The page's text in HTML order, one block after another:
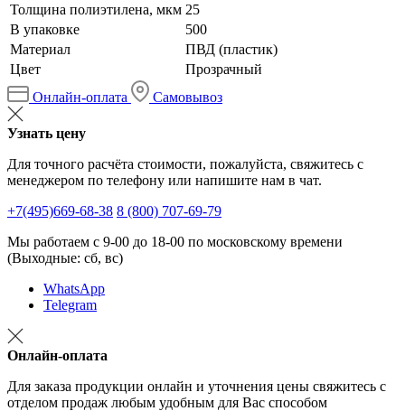
Толщина полиэтилена, мкм 25
В упаковке
500
Материал
ПВД (пластик)
Цвет
Прозрачный
Онлайн-оплата
Самовывоз
Узнать цену
Для точного расчёта стоимости, пожалуйста, свяжитесь с
менеджером по телефону или напишите нам в чат.
+7(495)669-68-38 8 (800) 707-69-79
Мы работаем с 9-00 до 18-00 по московскому времени
(Выходные: сб, вс)
WhatsApp
Telegram
Онлайн-оплата
Для заказа продукции онлайн и уточнения цены свяжитесь с
отделом продаж любым удобным для Вас способом